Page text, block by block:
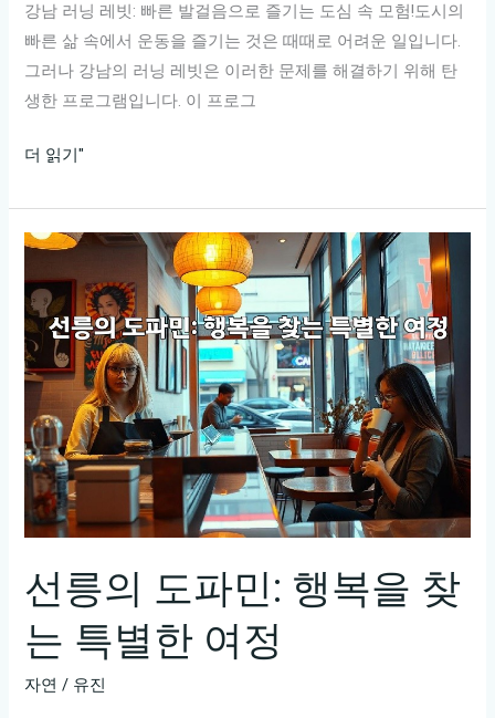
강남 러닝 레빗: 빠른 발걸음으로 즐기는 도심 속 모험!도시의
빠른 삶 속에서 운동을 즐기는 것은 때때로 어려운 일입니다.
그러나 강남의 러닝 레빗은 이러한 문제를 해결하기 위해 탄
생한 프로그램입니다. 이 프로그
강
러
닝
빗:
빠
른
걸
음
으
로
즐
기
는
도
심
속
더 읽기"
선릉의 도파민: 행복을 찾
는 특별한 여정
자연 / 유진